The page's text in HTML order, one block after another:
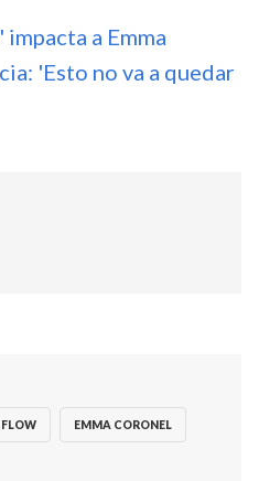
impacta a Emma
'Esto no va a quedar
EMMA CORONEL